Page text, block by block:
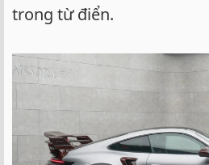
trong từ điển.